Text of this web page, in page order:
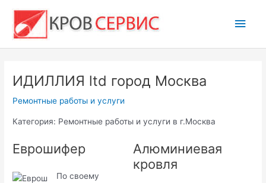
содержимому
ИДИЛЛИЯ ltd город Москва
Ремонтные работы и услуги
Категория: Ремонтные работы и услуги в г.Москва
Еврошифер
По своему
Алюминиевая
кровля